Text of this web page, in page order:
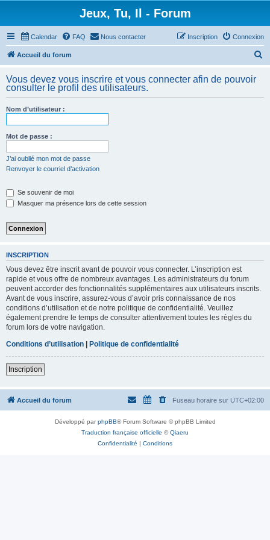
Jeux, Tu, Il - Forum
Calendar FAQ Nous contacter Connexion
Inscription
Accueil du forum
h
Vous devez vous inscrire et vous connecter afin de pouvoir
consulter le profil des utilisateurs.
Nom d’utilisateur :
Mot de passe :
J’ai oublié mon mot de passe
Renvoyer le courriel d’activation
Se souvenir de moi
Masquer ma présence lors de cette session
INSCRIPTION
Vous devez être inscrit avant de pouvoir vous connecter. L’inscription est
rapide et vous offre de nombreux avantages. Les administrateurs du forum
peuvent accorder des fonctionnalités supplémentaires aux utilisateurs inscrits.
Avant de vous inscrire, assurez-vous d’avoir pris connaissance de nos
conditions d’utilisation et de notre politique de confidentialité. Veuillez
également prendre le temps de consulter attentivement toutes les règles du
forum lors de votre navigation.
Conditions d’utilisation | Politique de confidentialité
Inscription
Accueil du forum Fuseau horaire sur UTC+02:00
Développé parphpBB® Forum Software © phpBB Limited
Traduction française officielle ©Qiaeru
Confidentialité | Conditions